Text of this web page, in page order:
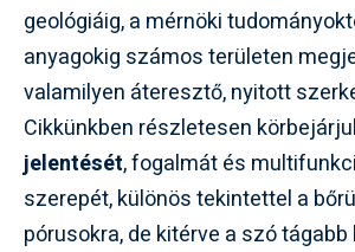
geológiáig, a mérnöki
anyagokig számos területen
valamilyen áteresztő, nyitott
Cikkünkben részletesen
jelentését, fogalmát és
szerepét, különös tekintettel a
pórusokra, de kitérve a szó